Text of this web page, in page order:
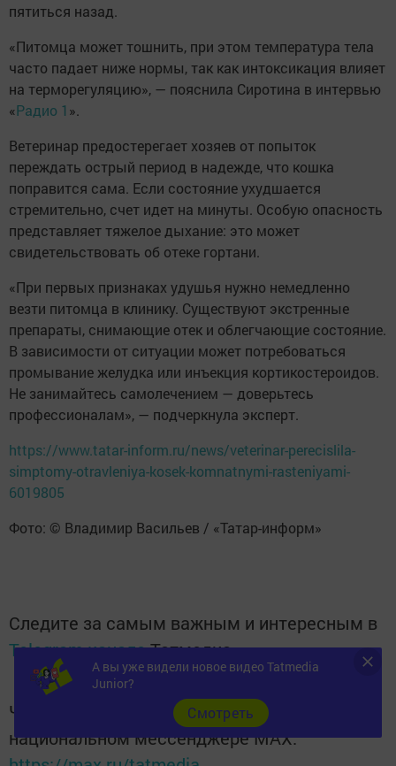
пятиться назад.
«Питомца может тошнить, при этом температура тела
часто падает ниже нормы, так как интоксикация влияет
на терморегуляцию», — пояснила Сиротина в интервью
«Радио 1 ».
Ветеринар предостерегает хозяев от попыток
переждать острый период в надежде, что кошка
поправится сама. Если состояние ухудшается
стремительно, счет идет на минуты. Особую опасность
представляет тяжелое дыхание: это может
свидетельствовать об отеке гортани.
«При первых признаках удушья нужно немедленно
везти питомца в клинику. Существуют экстренные
препараты, снимающие отек и облегчающие состояние.
В зависимости от ситуации может потребоваться
промывание желудка или инъекция кортикостероидов.
Не занимайтесь самолечением — доверьтесь
профессионалам», — подчеркнула эксперт.
https://www.tatar-inform.ru/news/veterinar-perecislila-
simptomy-otravleniya-kosek-komnatnymi-rasteniyami-
6019805
Фото: © Владимир Васильев / «Татар-информ»
Следите за самым важным и интересным в
Telegram-каналеТатмедиа
Читайте новости Татарстана в
национальном мессенджере MАХ:
А вы уже видели новое видео Tatmedia
Junior?
Cмотреть